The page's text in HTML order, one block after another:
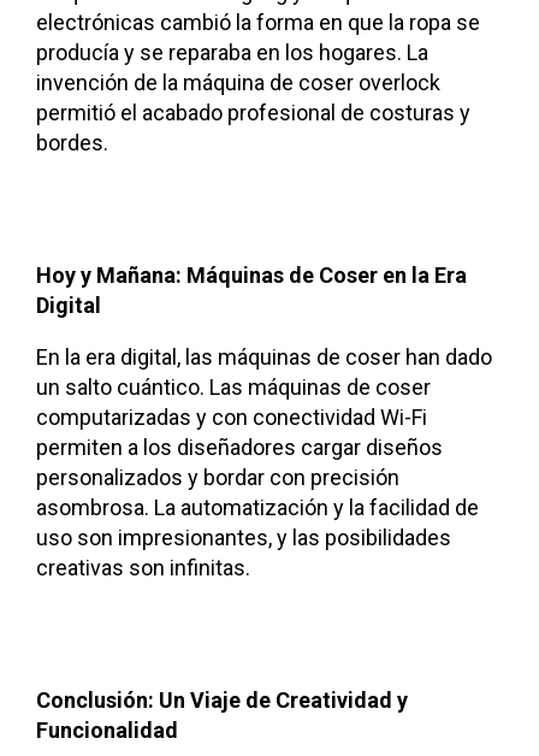
electrónicas cambió la forma en que la ropa se
producía y se reparaba en los hogares. La
invención de la máquina de coser overlock
permitió el acabado profesional de costuras y
bordes.
Hoy y Mañana: Máquinas de Coser en la Era
Digital
En la era digital, las máquinas de coser han dado
un salto cuántico. Las máquinas de coser
computarizadas y con conectividad Wi-Fi
permiten a los diseñadores cargar diseños
personalizados y bordar con precisión
asombrosa. La automatización y la facilidad de
uso son impresionantes, y las posibilidades
creativas son infinitas.
Conclusión: Un Viaje de Creatividad y
Funcionalidad